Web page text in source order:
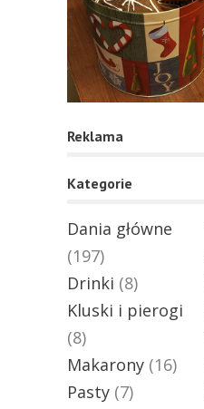
Reklama
Kategorie
Dania główne
(197)
Drinki (8)
Kluski i pierogi
(8)
Makarony (16)
Pasty (7)